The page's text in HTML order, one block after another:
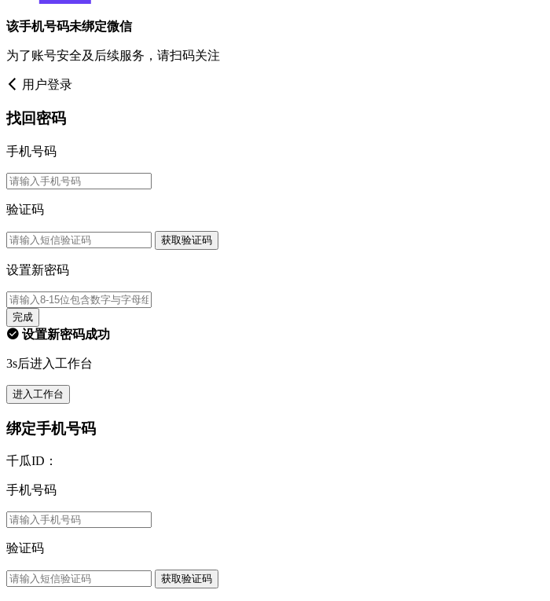
该手机号码未绑定微信
为了账号安全及后续服务，请扫码关注
用户登录
找回密码
手机号码
验证码
获取验证码
设置新密码
完成
设置新密码成功
3s后进入工作台
进入工作台
绑定手机号码
千瓜ID：
手机号码
验证码
获取验证码